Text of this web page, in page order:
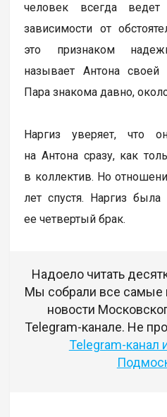
человек всегда
зависимости от
это признаком
называет Антона
Пара знакома давно,
Наргиз уверяет, что
на Антона сразу, как
в коллектив. Но
лет спустя. Наргиз
ее четвертый брак.
Надоело читать
Мы собрали все самые
новости
Telegram-канале. Не
Telegram-канал